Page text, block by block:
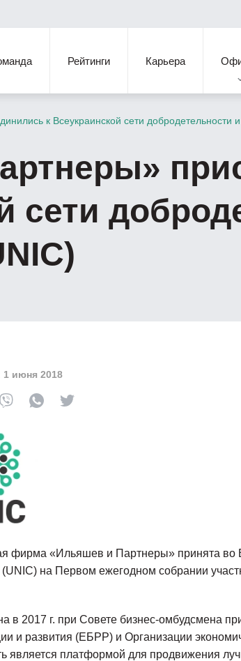
Рейтинги Карьера
к Всеукраинской сети добродетельности
сети
1 июня 2018
фирма «Ильяшев и Партнеры» принята во
на Первом ежегодном собрании
в 2017 г. при Совете бизнес-омбудсмена
и развития (ЕБРР) и Организации
является платформой для продвижения